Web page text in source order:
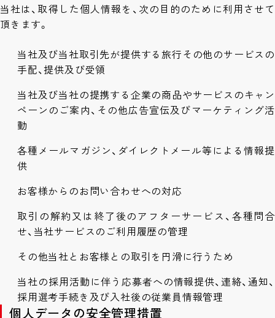
当社は、取得した個人情報を、次の目的のために利用させて
頂きます。
当社及び当社取引先が提供する旅行その他のサービスの
手配、提供及び受領
当社及び当社の提携する企業の商品やサービスのキャン
ペーンのご案内、その他広告宣伝及びマーケティング活
動
各種メールマガジン、ダイレクトメール等による情報提
供
お客様からのお問い合わせへの対応
取引の解約又は終了後のアフターサービス、各種問合
せ、当社サービスのご利用履歴の管理
その他当社とお客様との取引を円滑に行うため
当社の採用活動に伴う応募者への情報提供、連絡、通知、
採用選考手続き及び入社後の従業員情報管理
個人データの安全管理措置